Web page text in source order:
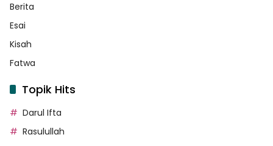
Berita
Esai
Kisah
Fatwa
Topik Hits
Darul Ifta
Rasulullah